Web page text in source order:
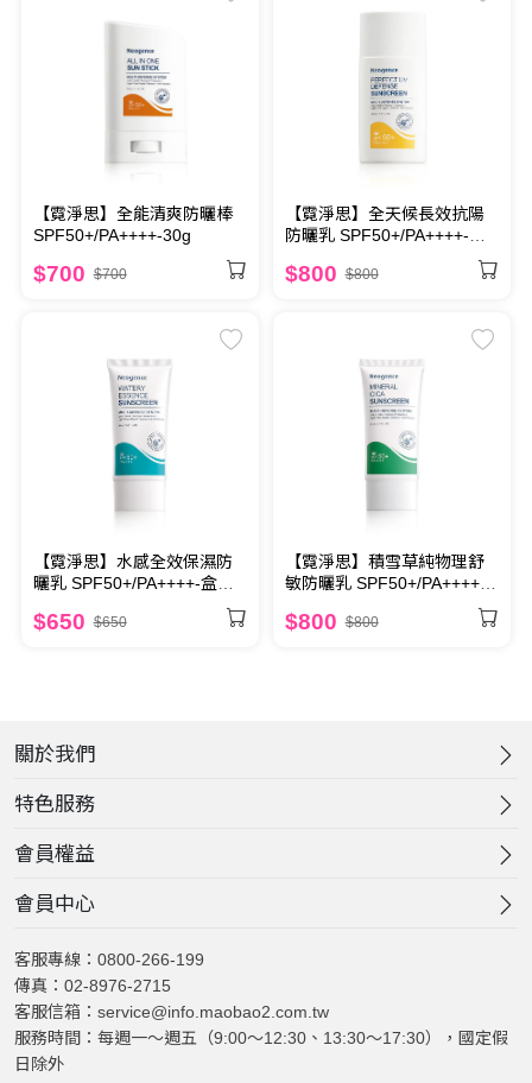
【霓淨思】全能清爽防曬棒
SPF50+/PA++++-30g
$700 $700
【霓淨思】全天候長效抗陽
防曬乳 SPF50+/PA++++-盒
$800 $800
【霓淨思】水感全效保濕防
曬乳 SPF50+/PA++++-盒裝
$650 $650
【霓淨思】積雪草純物理舒
敏防曬乳 SPF50+/PA++++-
$800 $800
客服專線：0800-266-199
傳真：02-8976-2715
客服信箱：service@info.maobao2.com.tw
服務時間：每週一～週五（9:00～12:30、13:30～17:30），國定假
日除外
關於我們
特色服務
會員權益
會員中心